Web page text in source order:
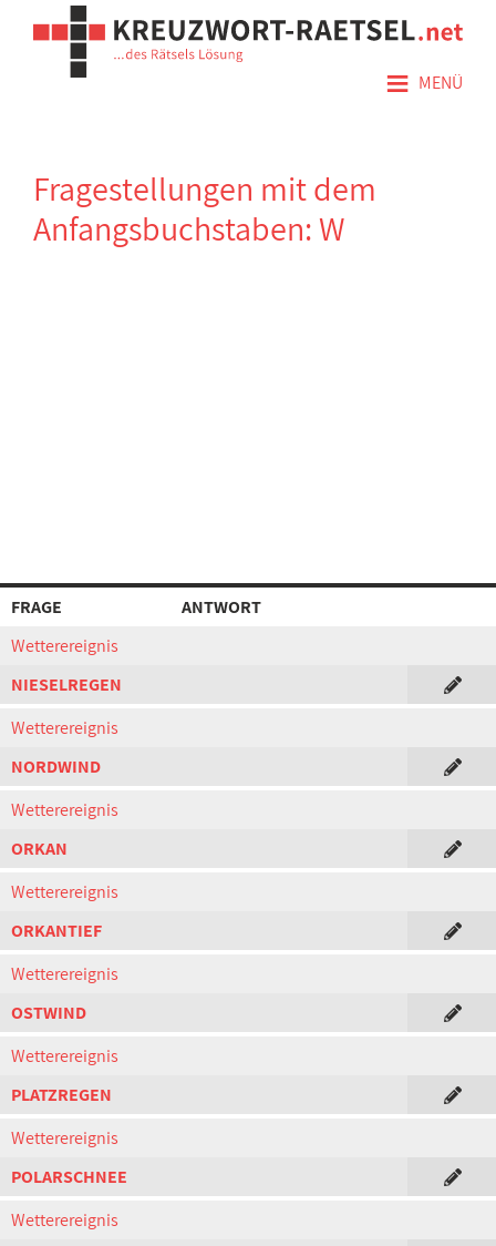
≡ MENÜ
Fragestellungen mit dem
Anfangsbuchstaben: W
FRAGE
ANTWORT
Wetterereignis
NIESELREGEN
Wetterereignis
NORDWIND
Wetterereignis
ORKAN
Wetterereignis
ORKANTIEF
Wetterereignis
OSTWIND
Wetterereignis
PLATZREGEN
Wetterereignis
POLARSCHNEE
Wetterereignis